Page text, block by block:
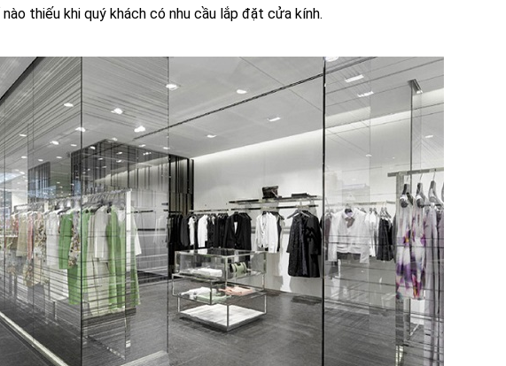
thiếu khi quý khách có nhu cầu lắp đặt cửa kính.